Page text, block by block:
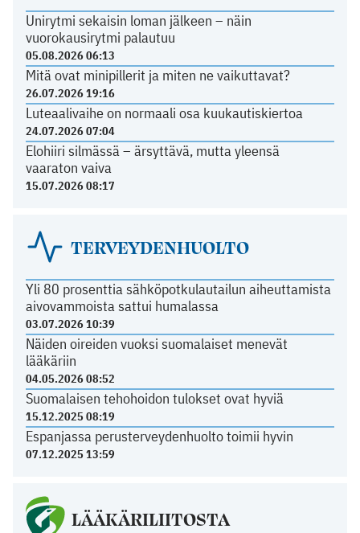
Unirytmi sekaisin loman jälkeen – näin
vuorokausirytmi palautuu
05.08.2026 06:13
Mitä ovat minipillerit ja miten ne vaikuttavat?
26.07.2026 19:16
Luteaalivaihe on normaali osa kuukautiskiertoa
24.07.2026 07:04
Elohiiri silmässä – ärsyttävä, mutta yleensä
vaaraton vaiva
15.07.2026 08:17
TERVEYDENHUOLTO
Yli 80 prosenttia sähköpotkulautailun aiheuttamista
aivovammoista sattui humalassa
03.07.2026 10:39
Näiden oireiden vuoksi suomalaiset menevät
lääkäriin
04.05.2026 08:52
Suomalaisen tehohoidon tulokset ovat hyviä
15.12.2025 08:19
Espanjassa perusterveydenhuolto toimii hyvin
07.12.2025 13:59
LÄÄKÄRILIITOSTA